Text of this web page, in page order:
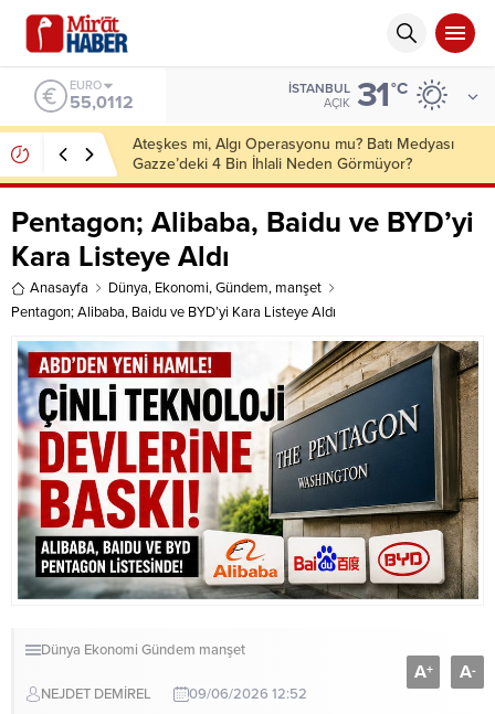
ALTIN
6.519,97
İSTANBUL
AÇIK 31°C
İletişim Başkanlığından “Milli Dayanışma”
Kampanyası: Terörün 40 Yıllık Maliyeti 2,3 Trilyon
Dolar
Pentagon; Alibaba, Baidu ve BYD’yi
Kara Listeye Aldı
Anasayfa Dünya, Ekonomi,Gündem, manşet
Pentagon; Alibaba, Baidu ve BYD’yi Kara Listeye Aldı
Dünya Ekonomi Gündem manşet
NEJDET DEMİREL 09/06/2026 12:52
A+ A-